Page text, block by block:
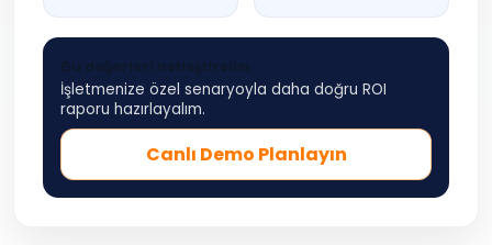
İşletmenize özel senaryoyla daha doğru ROI
raporu hazırlayalım.
Canlı Demo Planlayın